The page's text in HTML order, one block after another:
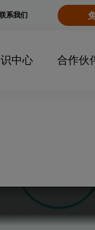
系我们
中心 合作伙